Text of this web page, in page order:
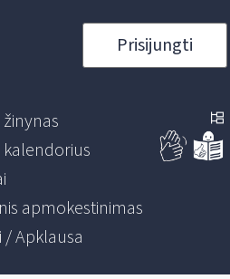
Prisijungti
kalendorius
apmokestinimas
Apklausa